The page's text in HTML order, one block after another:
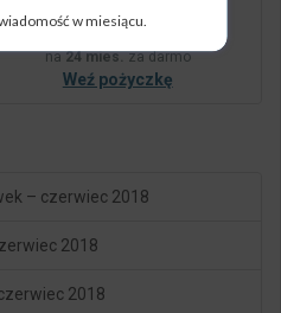
weź 5.000 zł
na24 mies.za darmo
Weź pożyczkę
– czerwiec 2018
2018
2018
w miesiącu.